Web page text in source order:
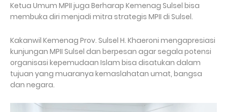
Ketua Umum MPII juga Berharap Kemenag Sulsel bisa
membuka diri menjadi mitra strategis MPII di Sulsel.
Kakanwil Kemenag Prov. Sulsel H. Khaeroni mengapresiasi
kunjungan MPII Sulsel dan berpesan agar segala potensi
organisasi kepemudaan Islam bisa disatukan dalam
tujuan yang muaranya kemaslahatan umat, bangsa
dan negara.